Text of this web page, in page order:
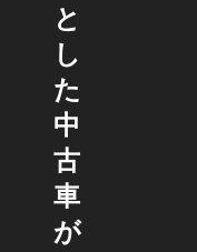
と
し
た
中
古
車
が